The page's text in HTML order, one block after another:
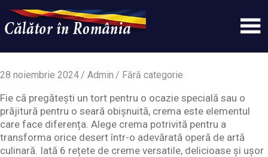
content
Calatorinromania
simplu
WordPress
28 noiembrie 2024 Admin Fără categorie
Fie că pregătești un tort pentru o ocazie specială sau o
prăjitură pentru o seară obișnuită, crema este elementul
care face diferența. Alege crema potrivită pentru a
transforma orice desert într-o adevărată operă de artă
culinară. Iată 6 rețete de creme versatile, delicioase și ușor